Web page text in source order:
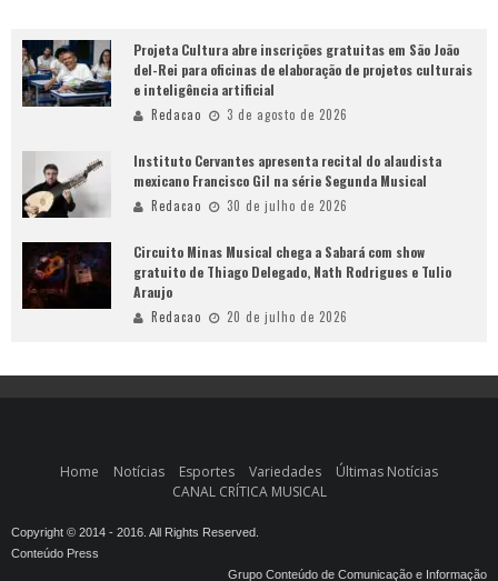
Projeta Cultura abre inscrições gratuitas em São João
del-Rei para oficinas de elaboração de projetos culturais
e inteligência artificial
Redacao 3 de agosto de 2026
Instituto Cervantes apresenta recital do alaudista
mexicano Francisco Gil na série Segunda Musical
Redacao 30 de julho de 2026
Circuito Minas Musical chega a Sabará com show
gratuito de Thiago Delegado, Nath Rodrigues e Tulio
Araujo
Redacao 20 de julho de 2026
Home Notícias Esportes Variedades
Últimas Notícias
CANAL CRÍTICA MUSICAL
Copyright © 2014 - 2016. All Rights Reserved.
Conteúdo Press
Grupo Conteúdo de Comunicação e Informação